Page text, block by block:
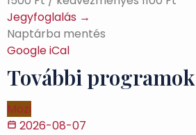
Jegyfoglalás →
Naptárba mentés
GoogleiCal
További programok
Mozi
2026-08-07